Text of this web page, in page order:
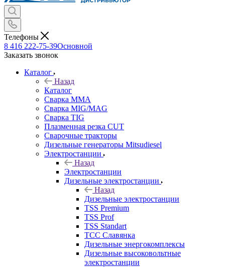
Телефоны
8 416 222-75-39Основной
Заказать звонок
Каталог
Назад
Каталог
Сварка MMA
Сварка MIG/MAG
Сварка TIG
Плазменная резка CUT
Сварочные тракторы
Дизельные генераторы Mitsudiesel
Электростанции
Назад
Электростанции
Дизельные электростанции
Назад
Дизельные электростанции
TSS Premium
TSS Prof
TSS Standart
ТСС Славянка
Дизельные энергокомплексы
Дизельные высоковольтные
электростанции